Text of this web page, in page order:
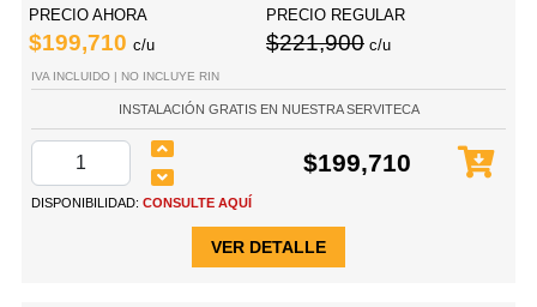
PRECIO AHORA
$199,710 c/u
PRECIO REGULAR
$221,900 c/u
IVA INCLUIDO | NO INCLUYE RIN
INSTALACIÓN GRATIS EN NUESTRA SERVITECA
$199,710
DISPONIBILIDAD: CONSULTE AQUÍ
VER DETALLE